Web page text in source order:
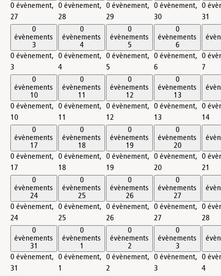
0 évènement,
27
0 évènement,
28
0 évènement,
29
0 évènement,
30
0
31
0
évènements
3
0 évènement,
3
0
évènements
4
0 évènement,
4
0
évènements
5
0 évènement,
5
0
évènements
6
0 évènement,
6
0
7
0
évènements
10
0 évènement,
10
0
évènements
11
0 évènement,
11
0
évènements
12
0 évènement,
12
0
évènements
13
0 évènement,
13
0
14
0
évènements
17
0 évènement,
17
0
évènements
18
0 évènement,
18
0
évènements
19
0 évènement,
19
0
évènements
20
0 évènement,
20
0
21
0
évènements
24
0 évènement,
24
0
évènements
25
0 évènement,
25
0
évènements
26
0 évènement,
26
0
évènements
27
0 évènement,
27
0
28
0
évènements
31
0 évènement,
31
0
évènements
1
0 évènement,
1
0
évènements
2
0 évènement,
2
0
évènements
3
0 évènement,
3
0
4